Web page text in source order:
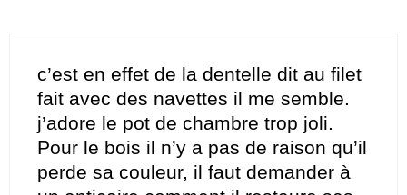
c’est en effet de la dentelle dit au filet
fait avec des navettes il me semble.
j’adore le pot de chambre trop joli.
Pour le bois il n’y a pas de raison qu’il
perde sa couleur, il faut demander à